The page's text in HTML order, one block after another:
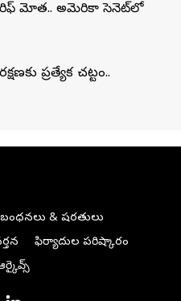
మోత.. అమెరికా సెనెట్‌లో
ప్రత్యేక చట్టం..
& షరతులు
ఫిర్యాదుల పరిష్కారం